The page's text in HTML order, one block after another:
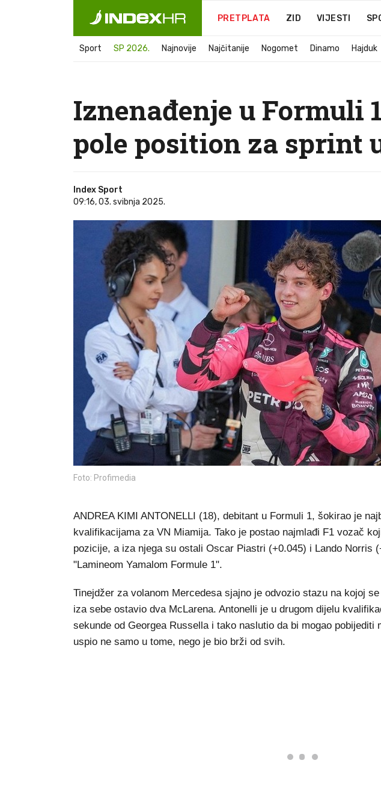
PRETPLATA ZID VIJESTI
Sport SP 2026. Najnovije Najčitanije Nogomet Dinamo Hajduk
Iznenađenje u Formuli
pole position za sprint
Index Sport
09:16, 03. svibnja 2025.
Foto: Profimedia
ANDREA KIMI ANTONELLI (18), debitant u Formuli 1, šokirao je
kvalifikacijama za VN Miamija. Tako je postao najmlađi F1 vozač
pozicije, a iza njega su ostali Oscar Piastri (+0.045) i Lando Norris
"Lamineom Yamalom Formule 1".
Tinejdžer za volanom Mercedesa sjajno je odvozio stazu na kojoj
iza sebe ostavio dva McLarena. Antonelli je u drugom dijelu
sekunde od Georgea Russella i tako naslutio da bi mogao pobijediti
uspio ne samo u tome, nego je bio brži od svih.